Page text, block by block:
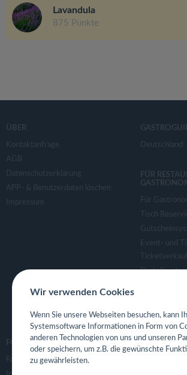
Lavandula
875 Punkte
ÜBER
Kontaktanfrage
AGB
Datenschutzerklärung
APP- & Benutzerdaten löschen
Impressum
Deutschland
FÜR
Für
Tisch
Event- und
Ticketverkauf
Eigene App
FOLGE UNS
Facebook
Wir verwenden Cookies
Wenn Sie unsere Webseiten besuchen, kann
Systemsoftware Informationen in Form von
anderen Technologien von uns und unseren
oder speichern, um z.B. die gewünschte
zu gewährleisten.